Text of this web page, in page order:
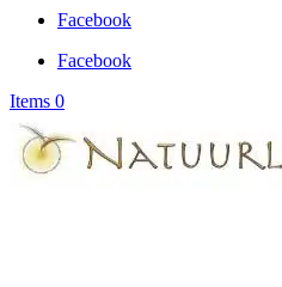
Facebook
Facebook
Items 0